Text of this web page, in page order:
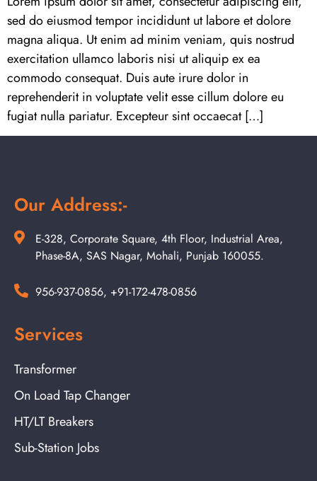
sed do eiusmod tempor incididunt ut labore et dolore
magna aliqua. Ut enim ad minim veniam, quis nostrud
exercitation ullamco laboris nisi ut aliquip ex ea
commodo consequat. Duis aute irure dolor in
reprehenderit in voluptate velit esse cillum dolore eu
fugiat nulla pariatur. Excepteur sint occaecat […]
Our Address:-
E-328, Corporate Square, 4th Floor, Industrial Area,
Phase-8A, SAS Nagar, Mohali, Punjab 160055.
956-937-0856, +91-172-478-0856
Services
Transformer
On Load Tap Changer
HT/LT Breakers
Sub-Station Jobs